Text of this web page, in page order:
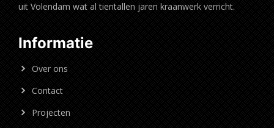
uit Volendam wat al tientallen jaren kraanwerk verricht.
Informatie
Over ons
Contact
Projecten